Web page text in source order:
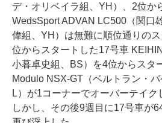
デ・オリベイラ組、YH）、2位か
WedsSport ADVAN LC500（関口
偉組、YH）は無難に順位通りの
位からスタートした17号車
小暮卓史組、BS）を4位からスタ
Modulo NSX-GT（ベルトラン・
L）が1コーナーでオーバーテイク
しかし、その後9週目に17号車が